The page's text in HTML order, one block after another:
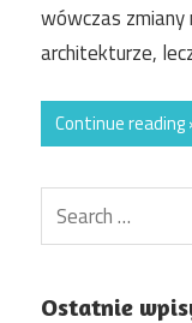
wówczas
architekturze,
Continue reading
Ostatnie